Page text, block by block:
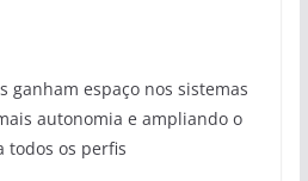
ganham espaço nos sistemas
autonomia e ampliando o
todos os perfis